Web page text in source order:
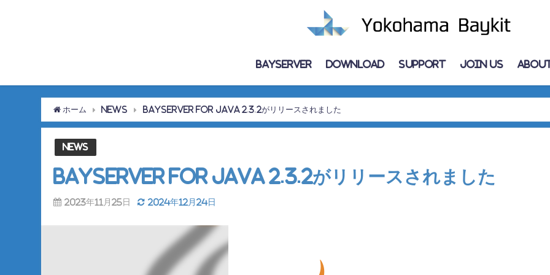
BayServer Download Support Join Us
ホーム News BayServer for Java 2.3.2がリリースされました
News
BayServer for Java 2.3.2がリリースされました
2023年11月25日 2024年12月24日